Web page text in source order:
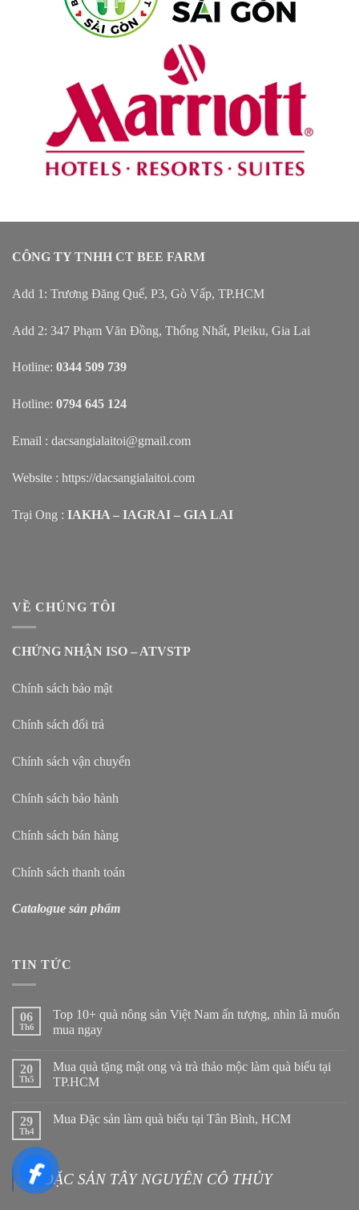
CÔNG TY TNHH CT BEE FARM
Add 1: Trương Đăng Quế, P3, Gò Vấp, TP.HCM
Add 2: 347 Phạm Văn Đồng, Thống Nhất, Pleiku, Gia Lai
Hotline: 0344 509 739
Hotline: 0794 645 124
Email : dacsangialaitoi@gmail.com
Website : https://dacsangialaitoi.com
Trại Ong : IAKHA – IAGRAI – GIA LAI
VỀ CHÚNG TÔI
CHỨNG NHẬN ISO – ATVSTP
Chính sách bảo mật
Chính sách đổi trả
Chính sách vận chuyển
Chính sách bảo hành
Chính sách bán hàng
Chính sách thanh toán
Catalogue sản phẩm
TIN TỨC
06
Th6
Top 10+ quà nông sản Việt Nam ấn tượng, nhìn là muốn
mua ngay
20
Th5
Mua quà tặng mật ong và trà thảo mộc làm quà biếu tại
TP.HCM
29
Th4
Mua Đặc sản làm quà biếu tại Tân Bình, HCM
ĐẶC SẢN TÂY NGUYÊN CÔ THỦY